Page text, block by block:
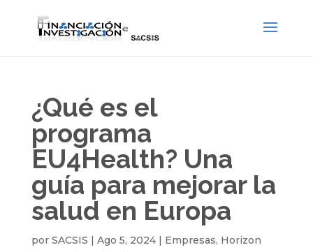
¿Qué es el
programa
EU4Health? Una
guía para mejorar la
salud en Europa
por SACSIS | Ago 5, 2024| Empresas, Horizon